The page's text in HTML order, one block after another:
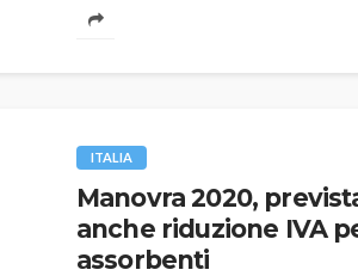
ITALIA
Manovra 2020,
anche riduzione IVA
assorbenti